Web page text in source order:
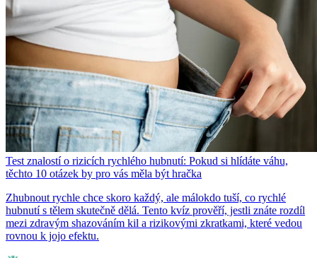
Test znalostí o rizicích rychlého hubnutí: Pokud si hlídáte váhu,
těchto 10 otázek by pro vás měla být hračka
Zhubnout rychle chce skoro každý, ale málokdo tuší, co rychlé
hubnutí s tělem skutečně dělá. Tento kvíz prověří, jestli znáte rozdíl
mezi zdravým shazováním kil a rizikovými zkratkami, které vedou
rovnou k jojo efektu.